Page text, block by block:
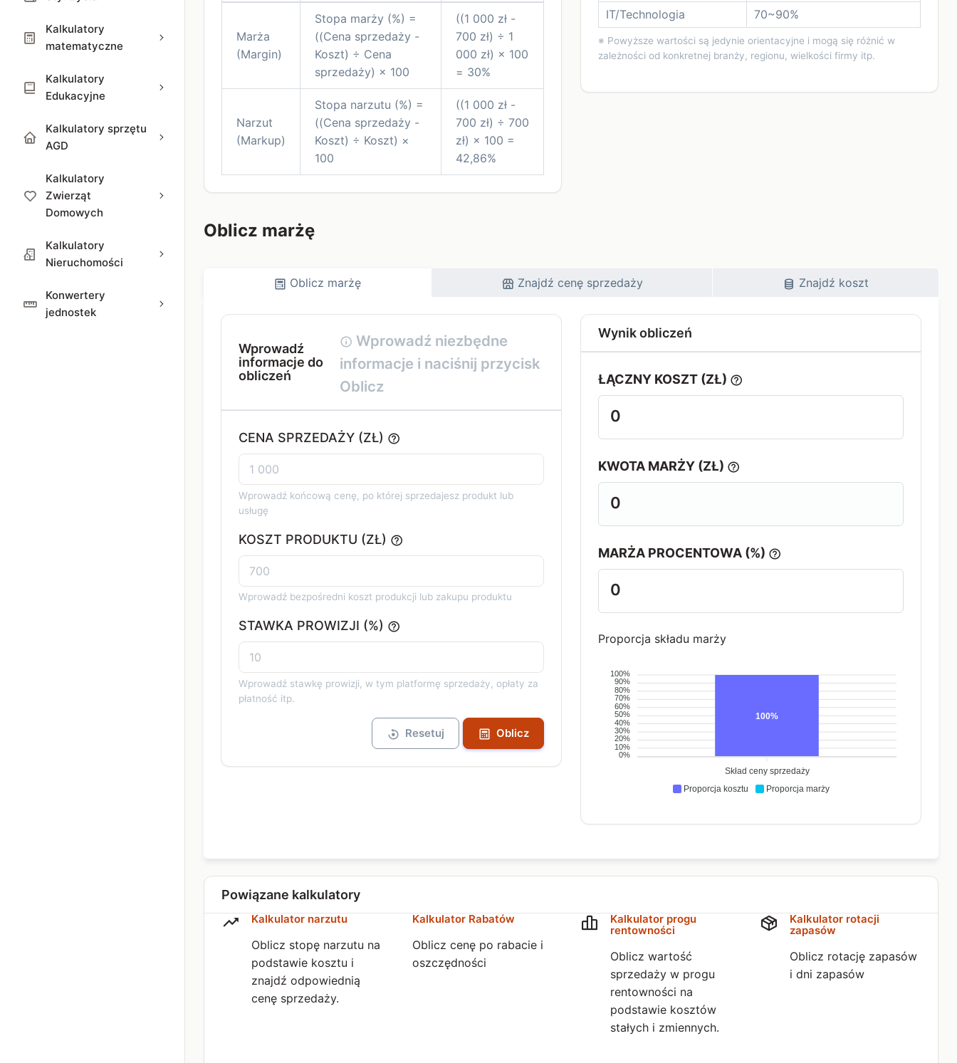
Kalkulatory
matematyczne
Kalkulatory
Edukacyjne
Kalkulatory sprzętu
AGD
Kalkulatory
Zwierząt
Domowych
Kalkulatory
Nieruchomości
Konwertery
jednostek
Marża
(Margin)
Stopa marży (%) =
((Cena sprzedaży -
Koszt) ÷ Cena
sprzedaży) × 100
((1 000 zł -
700 zł) ÷ 1
000 zł) × 100
= 30%
Narzut
(Markup)
Stopa narzutu (%) =
((Cena sprzedaży -
Koszt) ÷ Koszt) ×
100
((1 000 zł -
700 zł) ÷ 700
zł) × 100 =
42,86%
IT/Technologia
70~90%
※ Powyższe wartości są jedynie orientacyjne i mogą się różnić w
zależności od konkretnej branży, regionu, wielkości firmy itp.
Oblicz marżę
Oblicz marżę Znajdź cenę sprzedaży Znajdź koszt
Wprowadź
informacje do
obliczeń
Wprowadź niezbędne
informacje i naciśnij przycisk
Oblicz
CENA SPRZEDAŻY (ZŁ)
Wprowadź końcową cenę, po której sprzedajesz produkt lub
usługę
KOSZT PRODUKTU (ZŁ)
Wprowadź bezpośredni koszt produkcji lub zakupu produktu
STAWKA PROWIZJI (%)
Wprowadź stawkę prowizji, w tym platformę sprzedaży, opłaty za
płatność itp.
Resetuj Oblicz
Wynik obliczeń
ŁĄCZNY KOSZT (ZŁ)
0
KWOTA MARŻY (ZŁ)
0
MARŻA PROCENTOWA (%)
0
Proporcja składu marży
Proporcja kosztu Proporcja marży
Skład ceny sprzedaży
100%
100%
90%
80%
70%
60%
50%
40%
30%
20%
10%
0%
Powiązane kalkulatory
Kalkulator narzutu
Oblicz stopę narzutu na
podstawie kosztu i
znajdź odpowiednią
cenę sprzedaży.
Kalkulator Rabatów
Oblicz cenę po rabacie i
oszczędności
Kalkulator progu
rentowności
Oblicz wartość
sprzedaży w progu
rentowności na
podstawie kosztów
stałych i zmiennych.
Kalkulator rotacji
zapasów
Oblicz rotację zapasów
i dni zapasów